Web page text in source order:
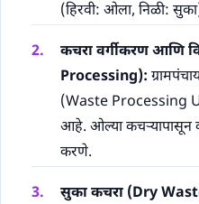
(हिरवी: ओला, निळी:
कचरा वर्गीकरण आणि
Processing):
(Waste Processing
आहे. ओल्या कचऱ्यापासून
करणे.
सुका कचरा (Dry